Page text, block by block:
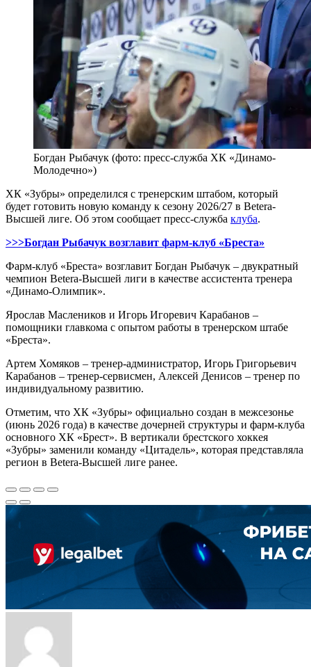
Богдан Рыбачук (фото: пресс-служба ХК «Динамо-
Молодечно»)
ХК «Зубры» определился с тренерским штабом, который
будет готовить новую команду к сезону 2026/27 в Betera-
Высшей лиге. Об этом сообщает пресс-служба клуба.
>>>Богдан Рыбачук возглавит фарм-клуб «Бреста»
Фарм-клуб «Бреста» возглавит Богдан Рыбачук – двукратный
чемпион Betera-Высшей лиги в качестве ассистента тренера
«Динамо-Олимпик».
Ярослав Маслеников и Игорь Игоревич Карабанов –
помощники главкома с опытом работы в тренерском штабе
«Бреста».
Артем Хомяков – тренер-администратор, Игорь Григорьевич
Карабанов – тренер-сервисмен, Алексей Денисов – тренер по
индивидуальному развитию.
Отметим, что ХК «Зубры» официально создан в межсезонье
(июнь 2026 года) в качестве дочерней структуры и фарм-клуба
основного ХК «Брест». В вертикали брестского хоккея
«Зубры» заменили команду «Цитадель», которая представляла
регион в Betera-Высшей лиге ранее.